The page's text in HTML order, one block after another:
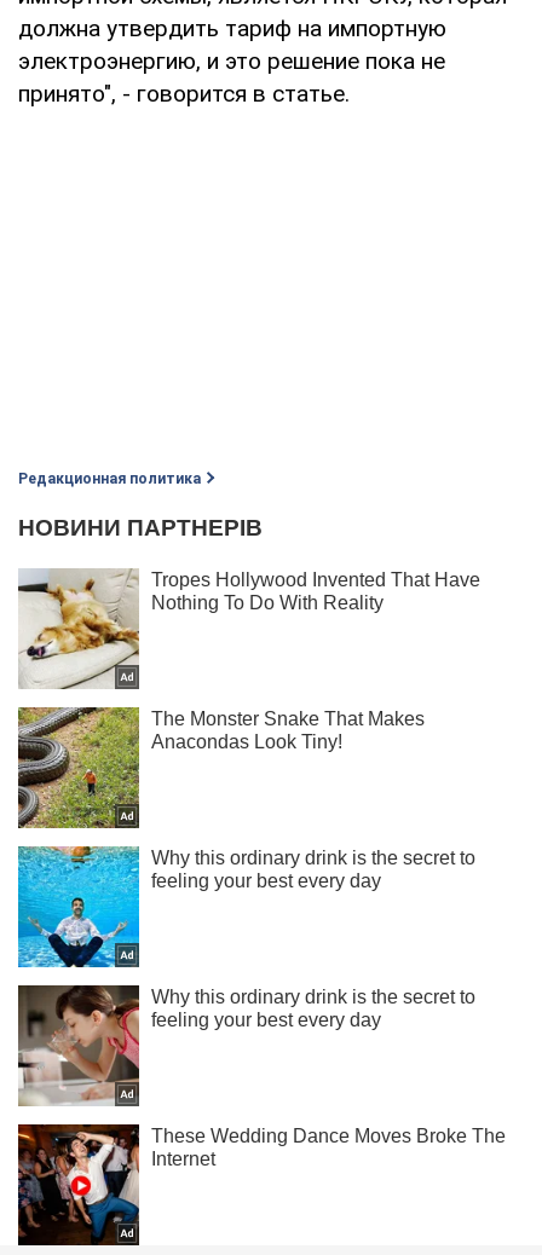
должна утвердить тариф на импортную
электроэнергию, и это решение пока не
принято", - говорится в статье.
Редакционная политика